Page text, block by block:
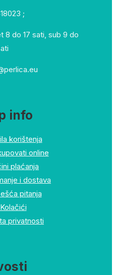
;
8 do 17 sati, sub 9 do
info
korištenja
online
plaćanja
i dostava
pitanja
Kolačići
privatnosti